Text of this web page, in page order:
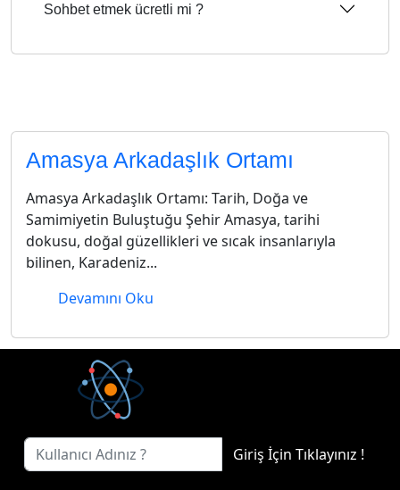
Sohbet etmek ücretli mi ?
Amasya Arkadaşlık Ortamı
Amasya Arkadaşlık Ortamı: Tarih, Doğa ve
Samimiyetin Buluştuğu Şehir Amasya, tarihi
dokusu, doğal güzellikleri ve sıcak insanlarıyla
bilinen, Karadeniz...
Devamını Oku
Giriş İçin Tıklayınız !